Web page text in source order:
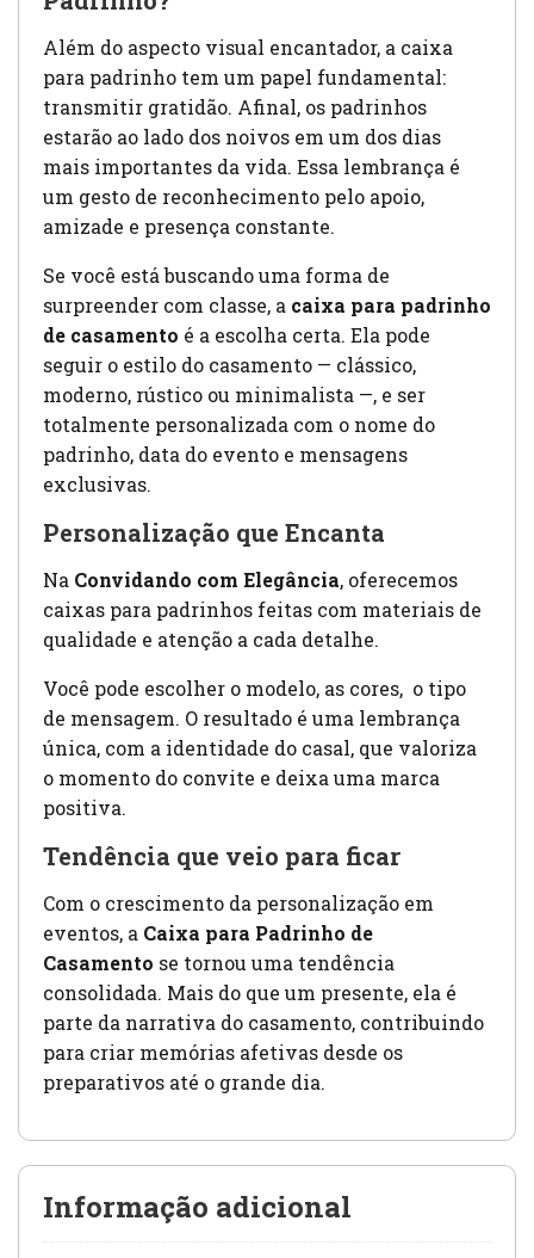
Além do aspecto visual encantador, a caixa
para padrinho tem um papel fundamental:
transmitir gratidão. Afinal, os padrinhos
estarão ao lado dos noivos em um dos dias
mais importantes da vida. Essa lembrança é
um gesto de reconhecimento pelo apoio,
amizade e presença constante.
Se você está buscando uma forma de
surpreender com classe, a caixa para padrinho
de casamento é a escolha certa. Ela pode
seguir o estilo do casamento — clássico,
moderno, rústico ou minimalista —, e ser
totalmente personalizada com o nome do
padrinho, data do evento e mensagens
exclusivas.
Personalização que Encanta
Na Convidando com Elegância, oferecemos
caixas para padrinhos feitas com materiais de
qualidade e atenção a cada detalhe.
Você pode escolher o modelo, as cores, o tipo
de mensagem. O resultado é uma lembrança
única, com a identidade do casal, que valoriza
o momento do convite e deixa uma marca
positiva.
Tendência que veio para ficar
Com o crescimento da personalização em
eventos, a Caixa para Padrinho de
Casamento se tornou uma tendência
consolidada. Mais do que um presente, ela é
parte da narrativa do casamento, contribuindo
para criar memórias afetivas desde os
preparativos até o grande dia.
Informação adicional